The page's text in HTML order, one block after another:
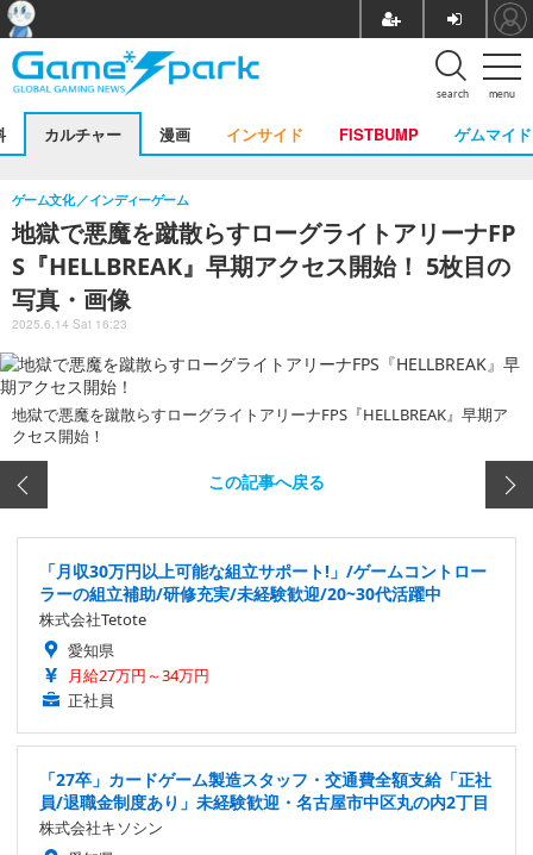
menu
search
カルチャー 漫画 インサイド FISTBUMP ゲムマイド
地獄で悪魔を蹴散らすローグライトアリーナFP
S『HELLBREAK』早期アクセス開始！ 5枚目の
写真・画像
ゲーム文化 インディーゲーム
2025.6.14 Sat 16:23
地獄で悪魔を蹴散らすローグライトアリーナFPS『HELLBREAK』早期ア
クセス開始！
この記事へ戻る
「月収30万円以上可能な組立サポート!」/ゲームコントロー
ラーの組立補助/研修充実/未経験歓迎/20~30代活躍中
株式会社Tetote
愛知県
月給27万円～34万円
正社員
「27卒」カードゲーム製造スタッフ・交通費全額支給「正社
員/退職金制度あり」未経験歓迎・名古屋市中区丸の内2丁目
株式会社キソシン